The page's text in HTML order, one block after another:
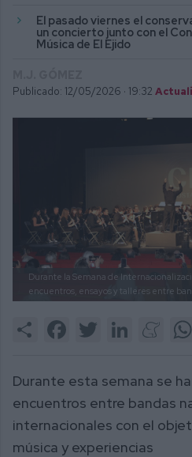
El pasado viernes el
un concierto junto con el
Música de El Ejido
Publicado: 12/05/2026 · 19:32
Durante la Semana de
encuentros, ensayos y talleres entre
Share FacebookTwitter LinkedIn
Durante esta semana se
encuentros entre bandas
internacionales con el
música y experiencias